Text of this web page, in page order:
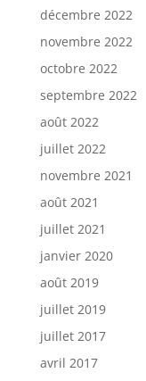
décembre 2022
novembre 2022
octobre 2022
septembre 2022
août 2022
juillet 2022
novembre 2021
août 2021
juillet 2021
janvier 2020
août 2019
juillet 2019
juillet 2017
avril 2017